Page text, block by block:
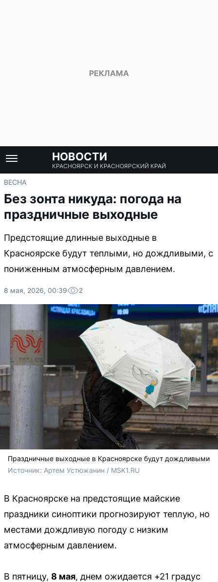
НОВОСТИ
КРАСНОЯРСК И КРАСНОЯРСКИЙ КРАЙ
ВЕСНА
Без зонта никуда: погода на
праздничные выходные
Предстоящие длинные выходные в
Красноярске будут теплыми, но дождливыми, с
пониженным атмосферным давлением.
8 мая, 2026, 00:39 2
Праздничные выходные в Красноярске будут дождливыми
Источник: Артем Устюжанин / MSK1.RU
В Красноярске на предстоящие майские
праздники синоптики прогнозируют теплую, но
местами дождливую погоду с низким
атмосферным давлением.
В пятницу, 8 мая, днем ожидается +21 градус